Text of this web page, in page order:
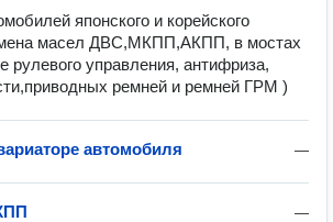
японского и корейского
масел ДВС,МКПП,АКПП, в мостах
рулевого управления, антифриза,
ремней и ремней ГРМ )
—
автомобиля
—